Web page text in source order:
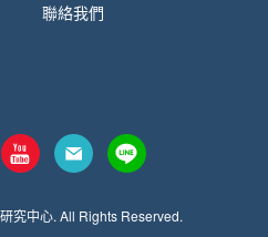
聯絡我們
究中心. All Rights Reserved.